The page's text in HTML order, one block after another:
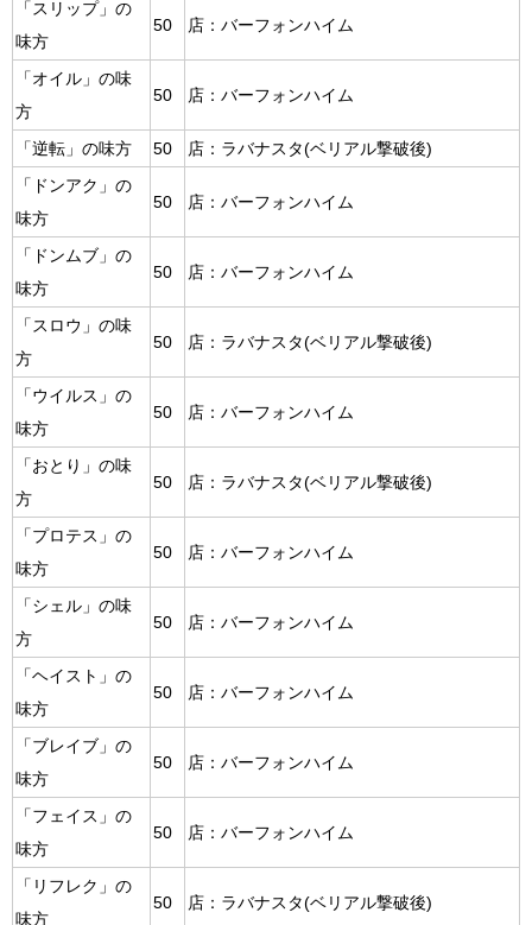
「スリップ」の
味方
50 店：バーフォンハイム
「オイル」の味
方
50 店：バーフォンハイム
「逆転」の味方 50
店：ラバナスタ(ベリアル撃破後)
「ドンアク」の
味方
50 店：バーフォンハイム
「ドンムブ」の
味方
50 店：バーフォンハイム
「スロウ」の味
方
50 店：ラバナスタ(ベリアル撃破後)
「ウイルス」の
味方
50 店：バーフォンハイム
「おとり」の味
方
50 店：ラバナスタ(ベリアル撃破後)
「プロテス」の
味方
50 店：バーフォンハイム
「シェル」の味
方
50 店：バーフォンハイム
「ヘイスト」の
味方
50 店：バーフォンハイム
「ブレイブ」の
味方
50 店：バーフォンハイム
「フェイス」の
味方
50 店：バーフォンハイム
「リフレク」の
味方
50 店：ラバナスタ(ベリアル撃破後)